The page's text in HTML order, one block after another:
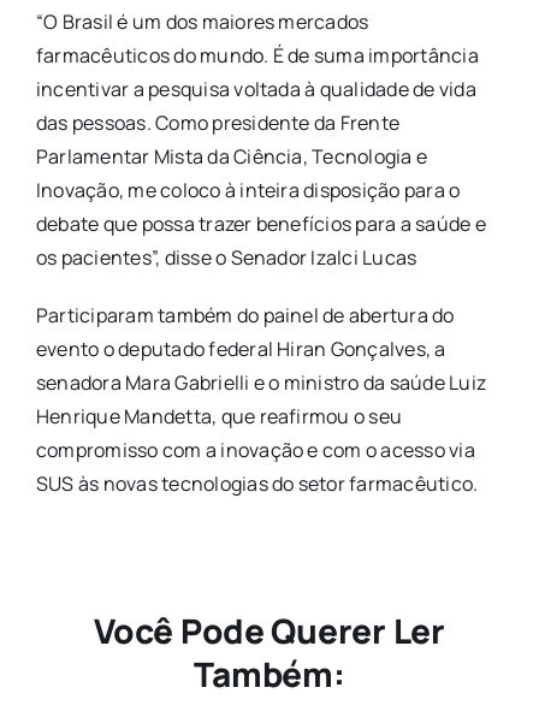
“O Brasil é um dos maiores mercados
farmacêuticos do mundo. É de suma importância
incentivar a pesquisa voltada à qualidade de vida
das pessoas. Como presidente da Frente
Parlamentar Mista da Ciência, Tecnologia e
Inovação, me coloco à inteira disposição para o
debate que possa trazer benefícios para a saúde e
os pacientes”, disse o Senador Izalci Lucas
Participaram também do painel de abertura do
evento o deputado federal Hiran Gonçalves, a
senadora Mara Gabrielli e o ministro da saúde Luiz
Henrique Mandetta, que reafirmou o seu
compromisso com a inovação e com o acesso via
SUS às novas tecnologias do setor farmacêutico.
Você Pode Querer Ler
Também: